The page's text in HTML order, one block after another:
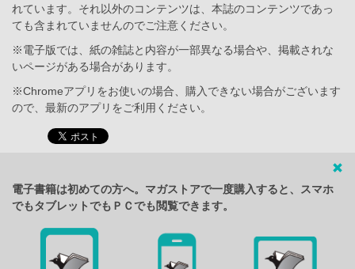
れています。それ以外のコンテンツは、本誌のコンテンツであっ
ても含まれていませんのでご注意ください。
※電子版では、紙の雑誌と内容が一部異なる場合や、掲載されな
いページがある場合があります。
※Chromeアプリをお使いの場合、購入できない場合がございます
ので、最新のアプリをご利用ください。
電子書籍は初めての方へ。マガストアで一度購入すると、スマホ
でもタブレットでもＰＣでも閲覧できます。